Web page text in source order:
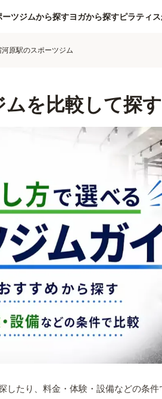
ーツジムから探すヨガから探すピラティ
河原駅のスポーツジム
を比較して探す
たり、料金・体験・設備などの条